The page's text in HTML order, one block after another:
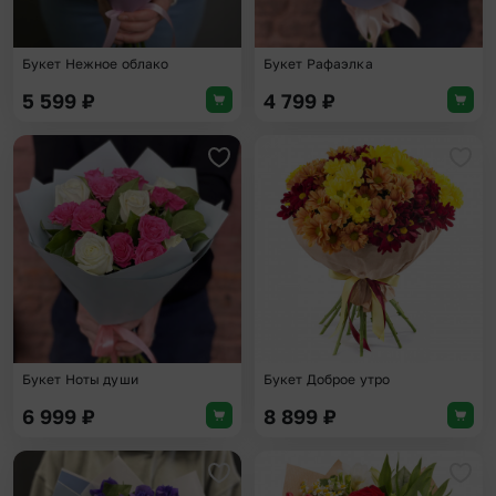
Букет Нежное облако
5 599 ₽
Букет Рафаэлка
4 799 ₽
Добавить в избранное
Букет Ноты души
6 999 ₽
Букет Доброе утро
8 899 ₽